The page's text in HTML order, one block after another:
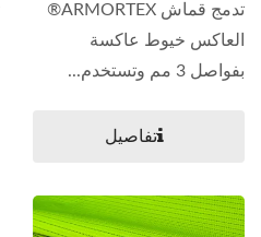
تدمج قماش ARMORTEX®
العاكس خيوط عاكسة
بفواصل 3 مم وتستخدم...
تفاصيل